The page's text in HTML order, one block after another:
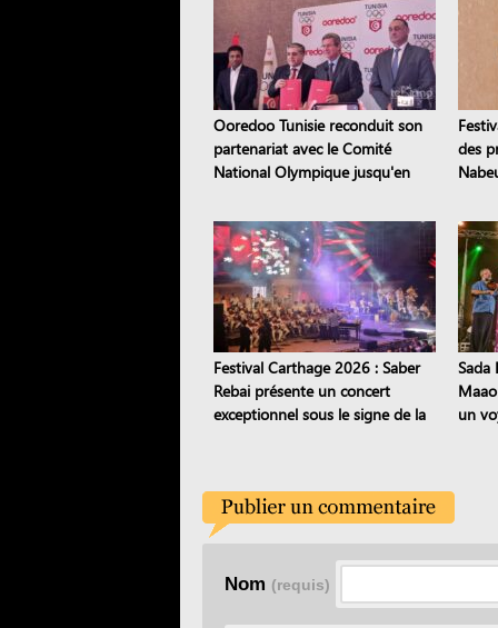
Ooredoo Tunisie reconduit son
partenariat avec le Comité
National Olympique jusqu'en
des
Festival Carthage 2026 : Saber
Rebai présente un concert
exceptionnel sous le signe de la
Sada
un
Nom (requis)